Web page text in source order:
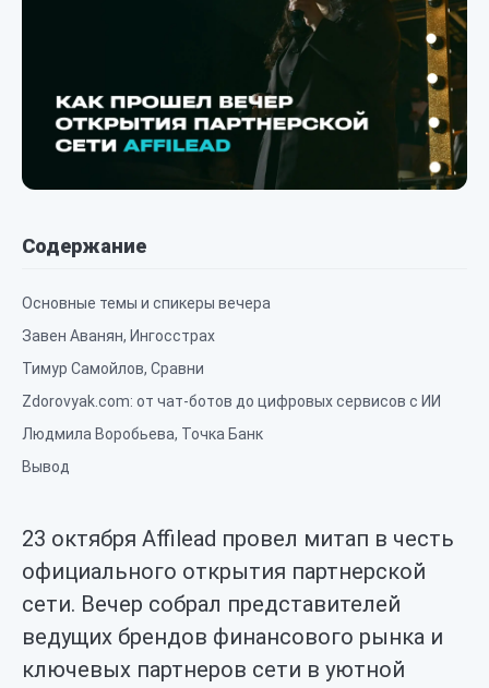
Содержание
Основные темы и спикеры вечера
Завен Аванян, Ингосстрах
Тимур Самойлов, Сравни
Zdorovyak.com: от чат-ботов до цифровых сервисов с ИИ
Людмила Воробьева, Точка Банк
Вывод
23 октября Affilead провел митап в честь
официального открытия партнерской
сети. Вечер собрал представителей
ведущих брендов финансового рынка и
ключевых партнеров сети в уютной